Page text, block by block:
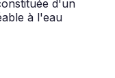
d'un
à l'eau